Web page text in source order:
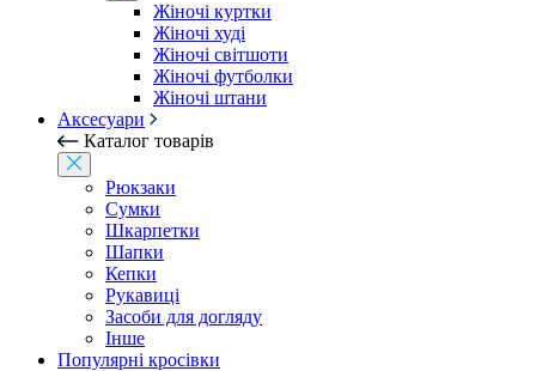
Жіночі куртки
Жіночі худі
Жіночі світшоти
Жіночі футболки
Жіночі штани
Аксесуари
Каталог товарів
Рюкзаки
Сумки
Шкарпетки
Шапки
Кепки
Рукавиці
Засоби для догляду
Інше
Популярні кросівки